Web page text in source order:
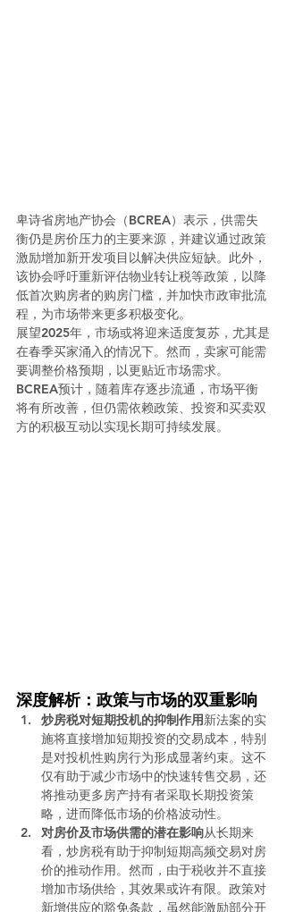
卑诗省房地产协会（BCREA）表示，供需失
衡仍是房价压力的主要来源，并建议通过政策
激励增加新开发项目以解决供应短缺。此外，
该协会呼吁重新评估物业转让税等政策，以降
低首次购房者的购房门槛，并加快市政审批流
程，为市场带来更多积极变化。
展望2025年，市场或将迎来适度复苏，尤其是
在春季买家涌入的情况下。然而，卖家可能需
要调整价格预期，以更贴近市场需求。
BCREA预计，随着库存逐步流通，市场平衡
将有所改善，但仍需依赖政策、投资和买卖双
方的积极互动以实现长期可持续发展。
深度解析：政策与市场的双重影响
炒房税对短期投机的抑制作用新法案的实
施将直接增加短期投资的交易成本，特别
是对投机性购房行为形成显著约束。这不
仅有助于减少市场中的快速转售交易，还
将推动更多房产持有者采取长期投资策
略，进而降低市场的价格波动性。
对房价及市场供需的潜在影响从长期来
看，炒房税有助于抑制短期高频交易对房
价的推动作用。然而，由于税收并不直接
增加市场供给，其效果或许有限。政策对
新增供应的豁免条款，虽然能激励部分开